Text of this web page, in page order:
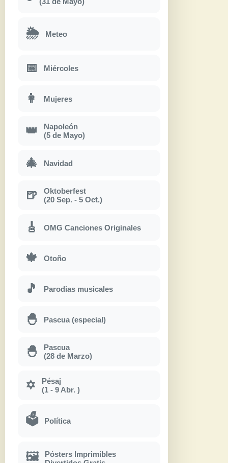
🌦 Meteo
📅 Miércoles
👩 Mujeres
👑
Napoleón
(5 de Mayo)
🎄 Navidad
🍺
Oktoberfest
(20 Sep. - 5 Oct.)
🎸 OMG Canciones Originales
🍁 Otoño
🎵 Parodias musicales
🐣 Pascua (especial)
🐣
Pascua
(28 de Marzo)
✡
Pésaj
(1 - 9 Abr. )
🗳 Política
🖼
Pósters Imprimibles